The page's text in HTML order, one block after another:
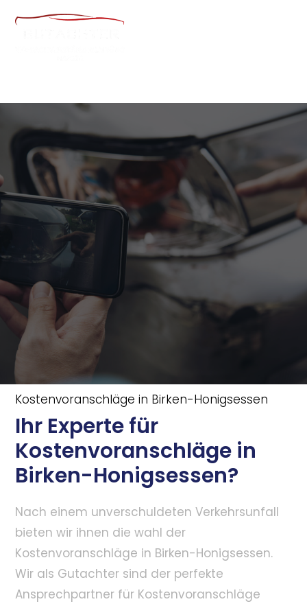
Kostenvoranschläge in Birken-Honigsessen
Ihr Experte für
Kostenvoranschläge in
Birken-Honigsessen?
Nach einem unverschuldeten Verkehrsunfall
bieten wir ihnen die wahl der
Kostenvoranschläge in Birken-Honigsessen.
Wir als Gutachter sind der perfekte
Ansprechpartner für Kostenvoranschläge